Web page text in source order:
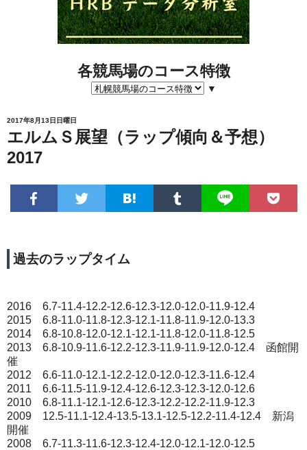
各競馬場のコース特徴
▼
2017年8月13日日曜日
エルムＳ展望（ラップ傾向＆予想）
2017
過去のラップタイム
2016 6.7-11.4-12.2-12.6-12.3-12.0-12.0-11.9-12.4
2015 6.8-11.0-11.8-12.3-12.1-11.8-11.9-12.0-13.3
2014 6.8-10.8-12.0-12.1-12.1-11.8-12.0-11.8-12.5
2013 6.8-10.9-11.6-12.2-12.3-11.9-11.9-12.0-12.4 函館開
催
2012 6.6-11.0-12.1-12.2-12.0-12.0-12.3-11.6-12.4
2011 6.6-11.5-11.9-12.4-12.6-12.3-12.3-12.0-12.6
2010 6.8-11.1-12.1-12.6-12.3-12.2-12.2-11.9-12.3
2009 12.5-11.1-12.4-13.5-13.1-12.5-12.2-11.4-12.4 新潟
開催
2008 6.7-11.3-11.6-12.3-12.4-12.0-12.1-12.0-12.5